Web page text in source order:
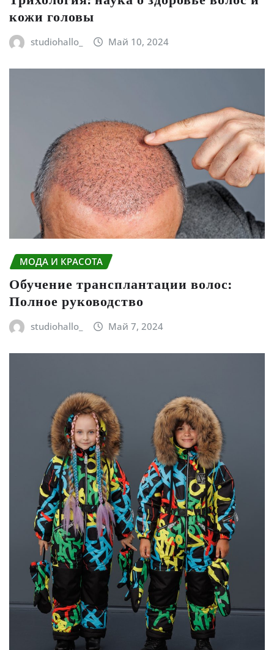
кожи головы
studiohallo_ Май 10, 2024
МОДА И КРАСОТА
Обучение трансплантации волос:
Полное руководство
studiohallo_ Май 7, 2024